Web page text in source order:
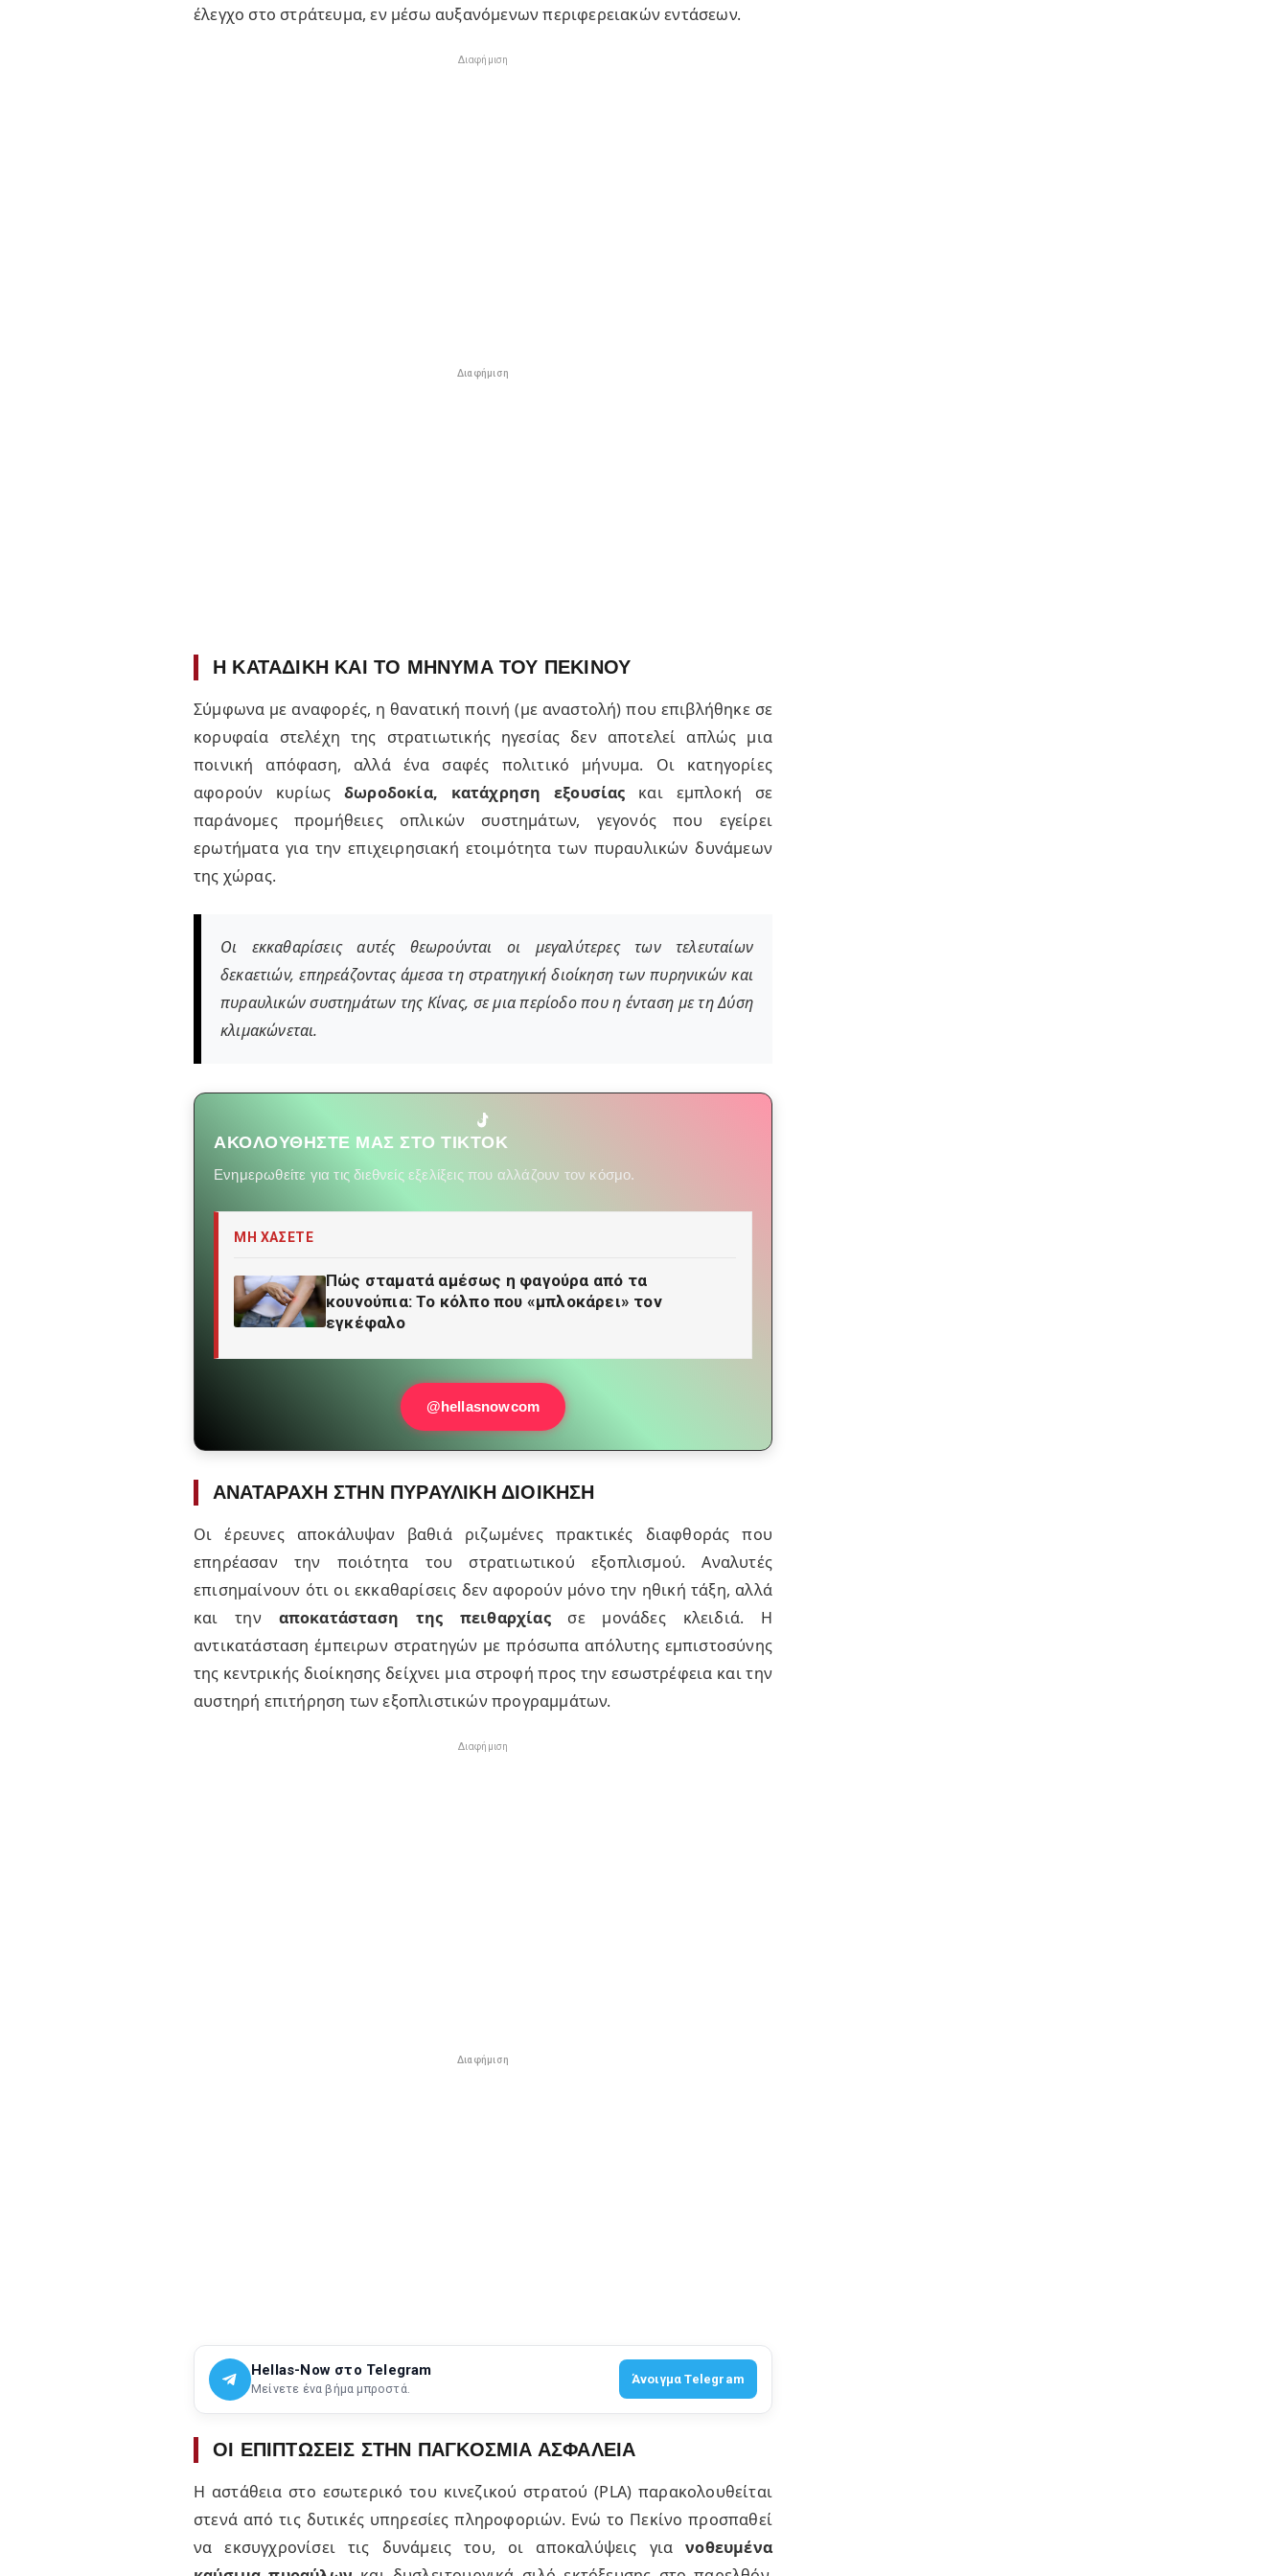
έλεγχο στο στράτευμα, εν μέσω αυξανόμενων περιφερειακών εντάσεων.
Διαφήμιση
Διαφήμιση
Η ΚΑΤΑΔΙΚΗ ΚΑΙ ΤΟ ΜΗΝΥΜΑ ΤΟΥ ΠΕΚΙΝΟΥ
Σύμφωνα με αναφορές, η θανατική ποινή (με αναστολή) που επιβλήθηκε σε
κορυφαία στελέχη της στρατιωτικής ηγεσίας δεν αποτελεί απλώς μια
ποινική απόφαση, αλλά ένα σαφές πολιτικό μήνυμα. Οι κατηγορίες
αφορούν κυρίως δωροδοκία, κατάχρηση εξουσίας και εμπλοκή σε
παράνομες προμήθειες οπλικών συστημάτων, γεγονός που εγείρει
ερωτήματα για την επιχειρησιακή ετοιμότητα των πυραυλικών δυνάμεων
της χώρας.
Οι εκκαθαρίσεις αυτές θεωρούνται οι μεγαλύτερες των τελευταίων
δεκαετιών, επηρεάζοντας άμεσα τη στρατηγική διοίκηση των πυρηνικών και
πυραυλικών συστημάτων της Κίνας, σε μια περίοδο που η ένταση με τη Δύση
κλιμακώνεται.
ΑΚΟΛΟΥΘΗΣΤΕ ΜΑΣ ΣΤΟ TIKTOK
Ενημερωθείτε για τις διεθνείς εξελίξεις που αλλάζουν τον κόσμο.
ΜΗ ΧΑΣΕΤΕ
Πώς σταματά αμέσως η φαγούρα από τα
κουνούπια: Το κόλπο που «μπλοκάρει» τον
εγκέφαλο
@hellasnowcom
ΑΝΑΤΑΡΑΧΗ ΣΤΗΝ ΠΥΡΑΥΛΙΚΗ ΔΙΟΙΚΗΣΗ
Οι έρευνες αποκάλυψαν βαθιά ριζωμένες πρακτικές διαφθοράς που
επηρέασαν την ποιότητα του στρατιωτικού εξοπλισμού. Αναλυτές
επισημαίνουν ότι οι εκκαθαρίσεις δεν αφορούν μόνο την ηθική τάξη, αλλά
και την αποκατάσταση της πειθαρχίαςσε μονάδες κλειδιά. Η
αντικατάσταση έμπειρων στρατηγών με πρόσωπα απόλυτης εμπιστοσύνης
της κεντρικής διοίκησης δείχνει μια στροφή προς την εσωστρέφεια και την
αυστηρή επιτήρηση των εξοπλιστικών προγραμμάτων.
Διαφήμιση
Διαφήμιση
Hellas-Now στο Telegram
Μείνετε ένα βήμα μπροστά.
Άνοιγμα Telegram
ΟΙ ΕΠΙΠΤΩΣΕΙΣ ΣΤΗΝ ΠΑΓΚΟΣΜΙΑ ΑΣΦΑΛΕΙΑ
Η αστάθεια στο εσωτερικό του κινεζικού στρατού (PLA) παρακολουθείται
στενά από τις δυτικές υπηρεσίες πληροφοριών. Ενώ το Πεκίνο προσπαθεί
να εκσυγχρονίσει τις δυνάμεις του, οι αποκαλύψεις γιανοθευμένα